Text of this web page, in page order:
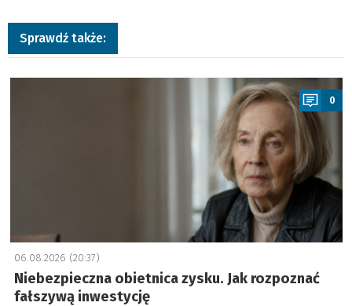
Sprawdź także:
a
0
06.08.2026 (20:37)
Niebezpieczna obietnica zysku. Jak rozpoznać
fałszywą inwestycję